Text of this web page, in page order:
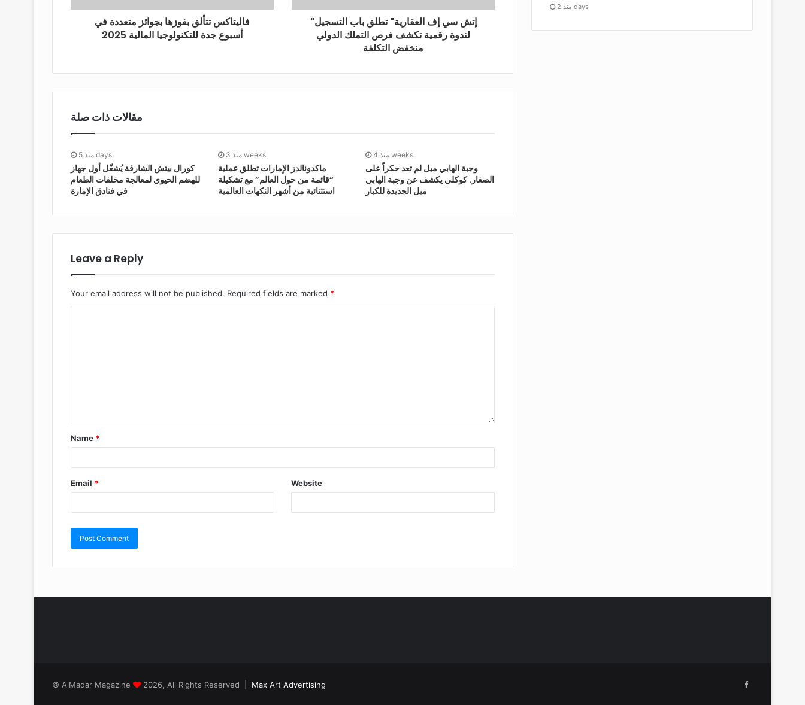
فاليتاكس تتألق بفوزها بجوائز متعددة في
أسبوع جدة للتكنولوجيا المالية 2025
"إتش سي إف العقارية" تطلق باب التسجيل
لندوة رقمية تكشف فرص التملك الدولي
منخفض التكلفة
مقالات ذات صلة
منذ 5 days
كورال بيتش الشارقة يُشغّل أول جهاز
للهضم الحيوي لمعالجة مخلفات الطعام
في فنادق الإمارة
منذ 3 weeks
ماكدونالدز الإمارات تطلق عملية
“قائمة من حول العالم” مع تشكيلة
استثنائية من أشهر النكهات العالمية
منذ 4 weeks
وجبة الهابي ميل لم تعد حكراً على
الصغار. كوكلي يكشف عن وجبة الهابي
ميل الجديدة للكبار
Leave a Reply
Your email address will not be published. Required fields are marked *
Name *
Email * Website
منذ 2 days
© AlMadar Magazine 2026, All Rights Reserved | Max Art Advertising